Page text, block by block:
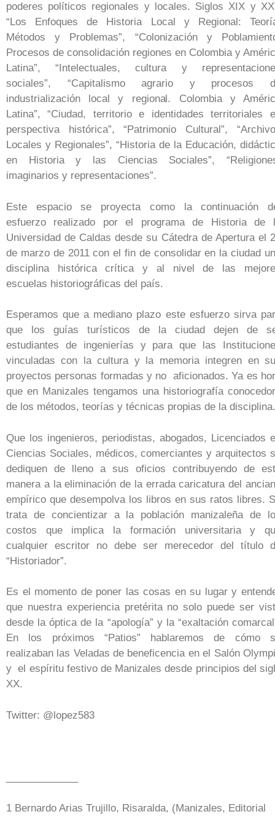
poderes políticos regionales y locales. Siglos XIX y
“Los Enfoques de Historia Local y Regional:
Métodos y Problemas”, “Colonización y
Procesos de consolidación regiones en Colombia y
Latina”, “Intelectuales, cultura y
sociales”, “Capitalismo agrario y procesos
industrialización local y regional. Colombia y
Latina”, “Ciudad, territorio e identidades territoriales
perspectiva histórica”, “Patrimonio Cultural”,
Locales y Regionales”, “Historia de la Educación,
en Historia y las Ciencias Sociales”,
imaginarios y representaciones”.
Este espacio se proyecta como la continuación
esfuerzo realizado por el programa de Historia de
Universidad de Caldas desde su Cátedra de Apertura el
de marzo de 2011 con el fin de consolidar en la ciudad
disciplina histórica crítica y al nivel de las
escuelas historiográficas del país.
Esperamos que a mediano plazo este esfuerzo sirva
que los guías turísticos de la ciudad dejen de
estudiantes de ingenierías y para que las
vinculadas con la cultura y la memoria integren en
proyectos personas formadas y no aficionados. Ya es
que en Manizales tengamos una historiografía
de los métodos, teorías y técnicas propias de la disciplina.
Que los ingenieros, periodistas, abogados, Licenciados
Ciencias Sociales, médicos, comerciantes y arquitectos
dediquen de lleno a sus oficios contribuyendo de
manera a la eliminación de la errada caricatura del
empírico que desempolva los libros en sus ratos libres.
trata de concientizar a la población manizaleña de
costos que implica la formación universitaria y
cualquier escritor no debe ser merecedor del título
“Historiador”.
Es el momento de poner las cosas en su lugar y
que nuestra experiencia pretérita no solo puede ser
desde la óptica de la “apología” y la “exaltación
En los próximos “Patios” hablaremos de cómo
realizaban las Veladas de beneficencia en el Salón
y el espíritu festivo de Manizales desde principios del
XX.
Twitter: @lopez583
1 Bernardo Arias Trujillo, Risaralda, (Manizales, Editorial